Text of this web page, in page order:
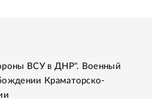
ВСУ в ДНР". Военный
Краматорско-